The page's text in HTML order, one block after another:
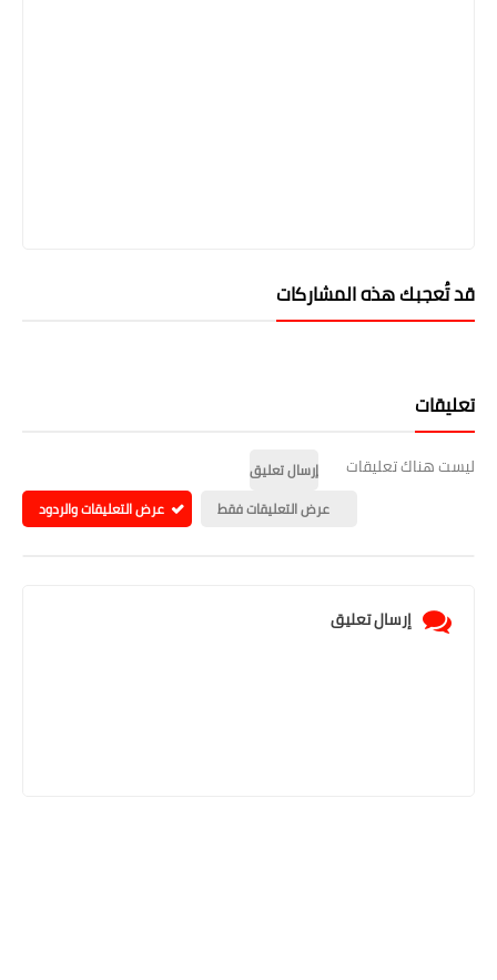
قد تُعجبك هذه المشاركات
تعليقات
ليست هناك تعليقات
إرسال تعليق
عرض التعليقات فقط
عرض التعليقات والردود
إرسال تعليق